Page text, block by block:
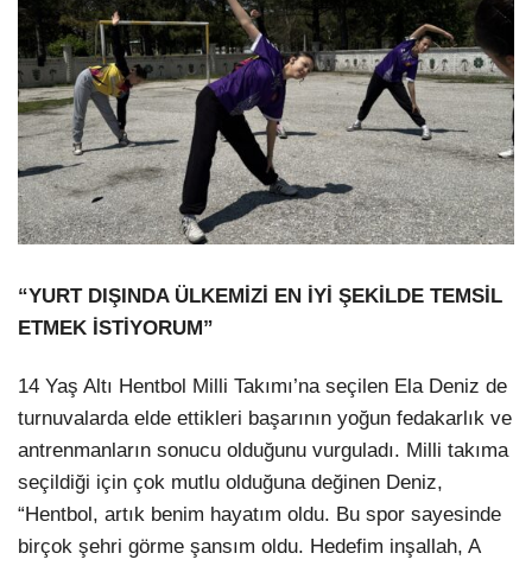
“YURT DIŞINDA ÜLKEMİZİ EN İYİ ŞEKİLDE TEMSİL
ETMEK İSTİYORUM”
14 Yaş Altı Hentbol Milli Takımı’na seçilen Ela Deniz de
turnuvalarda elde ettikleri başarının yoğun fedakarlık ve
antrenmanların sonucu olduğunu vurguladı. Milli takıma
seçildiği için çok mutlu olduğuna değinen Deniz,
“Hentbol, artık benim hayatım oldu. Bu spor sayesinde
birçok şehri görme şansım oldu. Hedefim inşallah, A